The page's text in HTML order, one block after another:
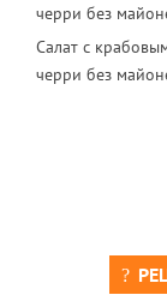
Салат с
черри без